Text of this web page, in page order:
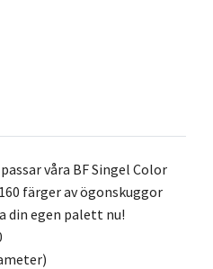
våra BF Singel Color
färger av ögonskuggor
din egen palett nu!